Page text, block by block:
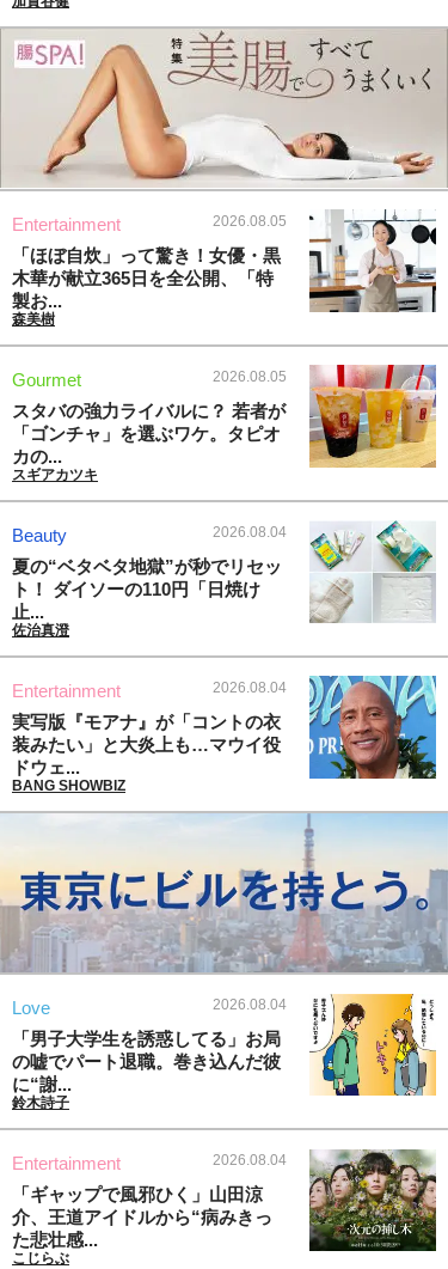
Entertainment 2026.08.05
「ほぼ自炊」って驚き！女優・黒
木華が献立365日を全公開、「特
製お...
森美樹
Gourmet 2026.08.05
スタバの強力ライバルに？ 若者が
「ゴンチャ」を選ぶワケ。タピオ
カの...
スギアカツキ
Beauty 2026.08.04
夏の“ベタベタ地獄”が秒でリセッ
ト！ ダイソーの110円「日焼け
止...
佐治真澄
Entertainment 2026.08.04
実写版『モアナ』が「コントの衣
装みたい」と大炎上も…マウイ役
ドウェ...
BANG SHOWBIZ
Love 2026.08.04
「男子大学生を誘惑してる」お局
の嘘でパート退職。巻き込んだ彼
に“謝...
鈴木詩子
Entertainment 2026.08.04
「ギャップで風邪ひく」山田涼
介、王道アイドルから“病みきっ
た悲壮感...
こじらぶ